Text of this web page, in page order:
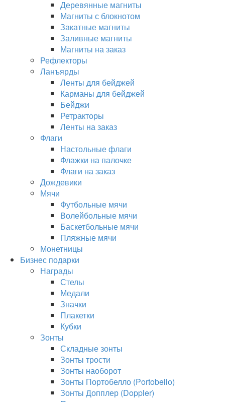
Деревянные магниты
Магниты с блокнотом
Закатные магниты
Заливные магниты
Магниты на заказ
Рефлекторы
Ланъярды
Ленты для бейджей
Карманы для бейджей
Бейджи
Ретракторы
Ленты на заказ
Флаги
Настольные флаги
Флажки на палочке
Флаги на заказ
Дождевики
Мячи
Футбольные мячи
Волейбольные мячи
Баскетбольные мячи
Пляжные мячи
Монетницы
Бизнес подарки
Награды
Стелы
Медали
Значки
Плакетки
Кубки
Зонты
Складные зонты
Зонты трости
Зонты наоборот
Зонты Портобелло (Portobello)
Зонты Допплер (Doppler)